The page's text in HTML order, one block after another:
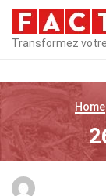
Transformez
Home